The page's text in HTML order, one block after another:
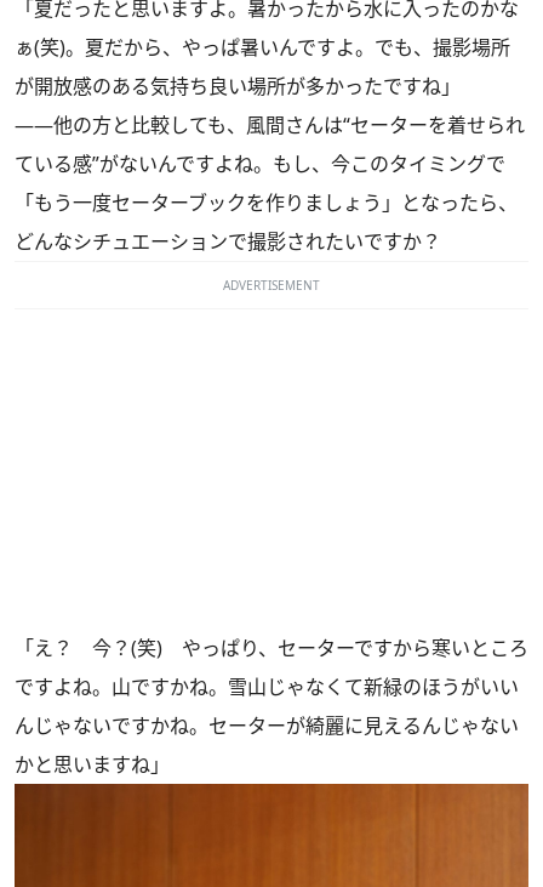
「夏だったと思いますよ。暑かったから水に入ったのかな
ぁ(笑)。夏だから、やっぱ暑いんですよ。でも、撮影場所
が開放感のある気持ち良い場所が多かったですね」
――他の方と比較しても、風間さんは“セーターを着せられ
ている感”がないんですよね。もし、今このタイミングで
「もう一度セーターブックを作りましょう」となったら、
どんなシチュエーションで撮影されたいですか？
ADVERTISEMENT
「え？ 今？(笑) やっぱり、セーターですから寒いところ
ですよね。山ですかね。雪山じゃなくて新緑のほうがいい
んじゃないですかね。セーターが綺麗に見えるんじゃない
かと思いますね」